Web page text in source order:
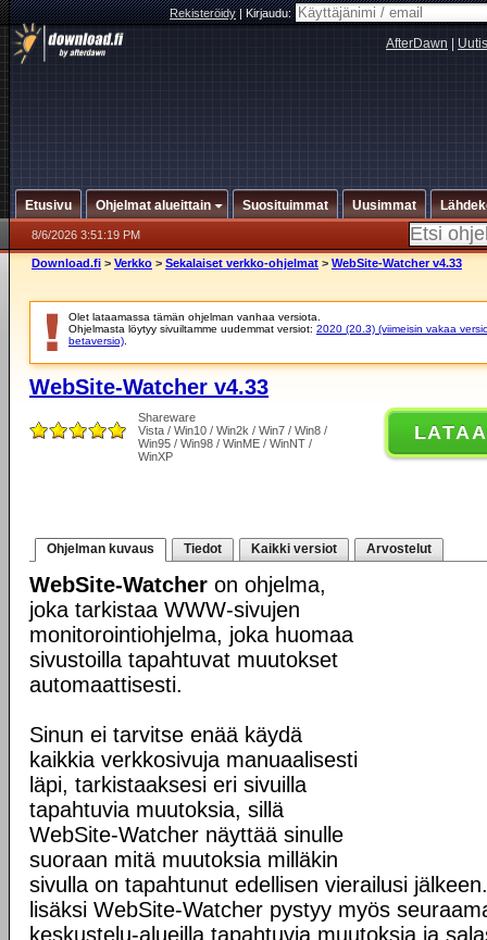
Rekisteröidy|Kirjaudu:
AfterDawn
Etusivu Ohjelmat alueittain Suosituimmat Uusimmat
8/6/2026 3:51:19 PM
Download.fi > Verkko > Sekalaiset verkko-ohjelmat > WebSite-Watcher v4.33
Olet lataamassa tämän ohjelman vanhaa versiota.
Ohjelmasta löytyy sivuiltamme uudemmat versiot: 2020 (20.3) (viimeisin vakaa
betaversio)
WebSite-Watcher v4.33
Shareware
Vista / Win10 / Win2k / Win7 / Win8 /
Win95 / Win98 / WinME / WinNT /
WinXP
LATAA
Ohjelman kuvaus Tiedot Kaikki versiot Arvostelut
WebSite-Watcher on ohjelma,
joka tarkistaa WWW-sivujen
monitorointiohjelma, joka huomaa
sivustoilla tapahtuvat muutokset
automaattisesti.
Sinun ei tarvitse enää käydä
kaikkia verkkosivuja manuaalisesti
läpi, tarkistaaksesi eri sivuilla
tapahtuvia muutoksia, sillä
WebSite-Watcher näyttää sinulle
suoraan mitä muutoksia milläkin
sivulla on tapahtunut edellisen vierailusi
lisäksi WebSite-Watcher pystyy myös
keskustelu-alueilla tapahtuvia muutoksia ja